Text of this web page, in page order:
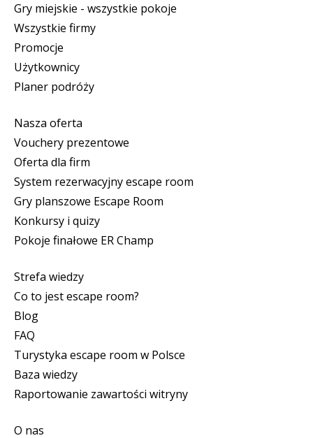
Gry miejskie - wszystkie pokoje
Wszystkie firmy
Promocje
Użytkownicy
Planer podróży
Nasza oferta
Vouchery prezentowe
Oferta dla firm
System rezerwacyjny escape room
Gry planszowe Escape Room
Konkursy i quizy
Pokoje finałowe ER Champ
Strefa wiedzy
Co to jest escape room?
Blog
FAQ
Turystyka escape room w Polsce
Baza wiedzy
Raportowanie zawartości witryny
O nas